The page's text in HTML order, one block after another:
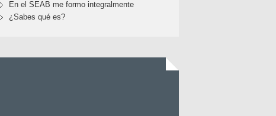
En el SEAB me formo integralmente
¿Sabes qué es?